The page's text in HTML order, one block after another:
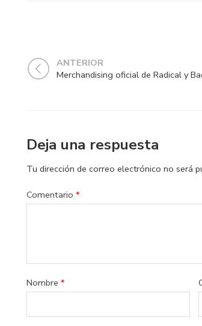
ANTERIOR
Deja una respuesta
Tu dirección de correo electrónico no será
Comentario *
Nombre *